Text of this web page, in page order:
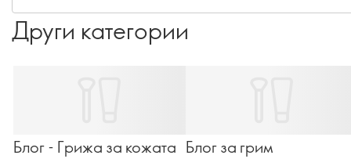
си!
Други категории
Блог - Грижа за кожата Блог за грим